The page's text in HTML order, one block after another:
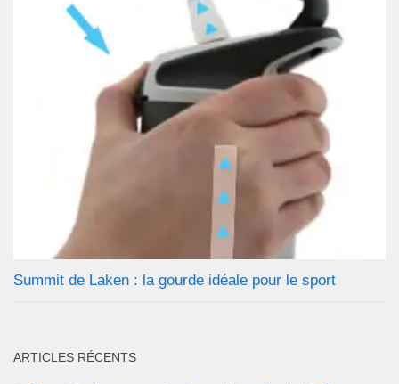
Summit de Laken : la gourde idéale pour le sport
ARTICLES RÉCENTS